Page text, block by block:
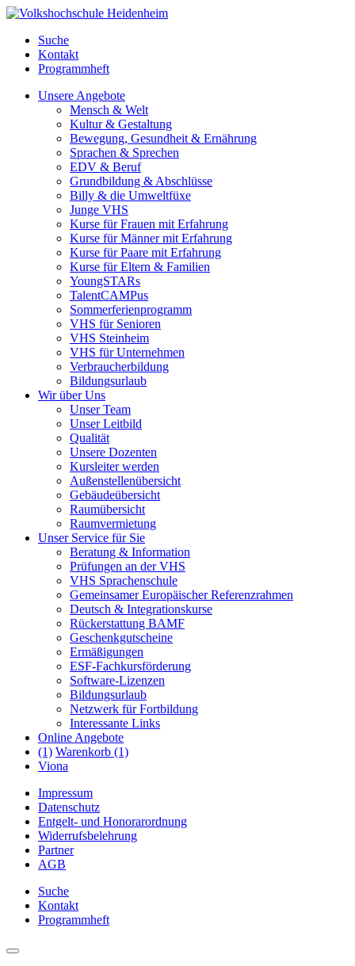
Suche
Kontakt
Programmheft
Unsere Angebote
Mensch & Welt
Kultur & Gestaltung
Bewegung, Gesundheit & Ernährung
Sprachen & Sprechen
EDV & Beruf
Grundbildung & Abschlüsse
Billy & die Umweltfüxe
Junge VHS
Kurse für Frauen mit Erfahrung
Kurse für Männer mit Erfahrung
Kurse für Paare mit Erfahrung
Kurse für Eltern & Familien
YoungSTARs
TalentCAMPus
Sommerferienprogramm
VHS für Senioren
VHS Steinheim
VHS für Unternehmen
Verbraucherbildung
Bildungsurlaub
Wir über Uns
Unser Team
Unser Leitbild
Qualität
Unsere Dozenten
Kursleiter werden
Außenstellenübersicht
Gebäudeübersicht
Raumübersicht
Raumvermietung
Unser Service für Sie
Beratung & Information
Prüfungen an der VHS
VHS Sprachenschule
Gemeinsamer Europäischer Referenzrahmen
Deutsch & Integrationskurse
Rückerstattung BAMF
Geschenkgutscheine
Ermäßigungen
ESF-Fachkursförderung
Software-Lizenzen
Bildungsurlaub
Netzwerk für Fortbildung
Interessante Links
Online Angebote
(1) Warenkorb (1)
Viona
Impressum
Datenschutz
Entgelt- und Honorarordnung
Widerrufsbelehrung
Partner
AGB
Suche
Kontakt
Programmheft